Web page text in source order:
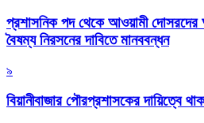
প্রশাসনিক পদ থেকে আওয়ামী দোসরদের
বৈষম্য নিরসনের দাবিতে মানববন্ধন
৯
বিয়ানীবাজার পৌরপ্রশাসকের দায়িত্বে